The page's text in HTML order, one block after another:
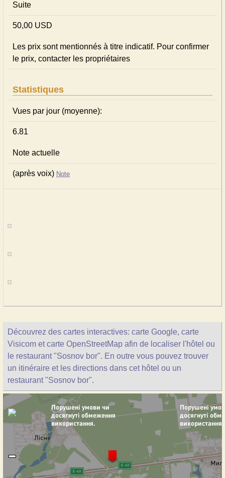
Suite
50,00 USD
Les prix sont mentionnés à titre indicatif. Pour confirmer
le prix, contacter les propriétaires
Statistiques
Vues par jour (moyenne):
6.81
Note actuelle
(après voix) Note
Découvrez des cartes interactives: carte Google, carte
Visicom et carte OpenStreetMap afin de localiser l'hôtel ou
le restaurant "Sosnov bor". En outre vous pouvez trouver
un itinéraire et les directions dans cet hôtel ou un
restaurant "Sosnov bor".